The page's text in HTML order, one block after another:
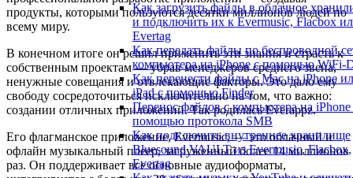
Как загрузить файлы в облачное
и подключить их к Evermusic, Flacbox
Evertag
Как передать файлы по беспроводной
компьютера на iPhone с помощью WiFi-
Как перенести файлы с Mac на iPhone
iPad с помощью Finder
Перенос файлов с компьютера на iPhone
помощью протокола SMB
Как подключить внутреннее хранилище
Bluesound VAULT из Evermusic, Flacbox,
Evertag
продукты, которыми пользуются десятки миллионов людей по
всему миру.
В конечном итоге он решил применить эти знания и страсть к
собственным проектам — убрав менеджеров среднего звена,
ненужные совещания и отвлекающие факторы. Это дало ему
свободу сосредоточиться исключительно на том, что важно:
создании отличных приложений. Так родилась Everappz.
Его флагманское приложение, Evermusic, — это облачный и
офлайн музыкальный плеер, загруженный более 14 миллионов
раз. Он поддерживает все основные аудиоформаты,